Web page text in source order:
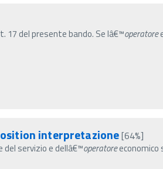
del presente bando. Se lâ€™operatore
interpretazione[64%]
del servizio e dellâ€™operatoreeconomico